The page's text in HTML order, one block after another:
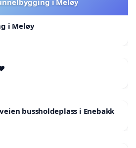
i Meløy
i Meløy
bussholdeplass i Enebakk